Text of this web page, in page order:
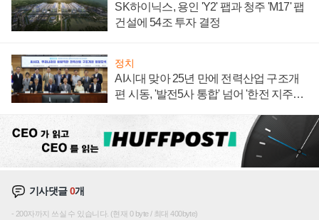
SK하이닉스, 용인 'Y2' 팹과 청주 'M17' 팹
건설에 54조 투자 결정
정치
AI시대 맞아 25년 만에 전력산업 구조개
편 시동, '발전5사 통합' 넘어 '한전 지주사'
기사댓글0개
200자까지 쓰실 수 있습니다. (현재 0 byte / 최대 400byte)